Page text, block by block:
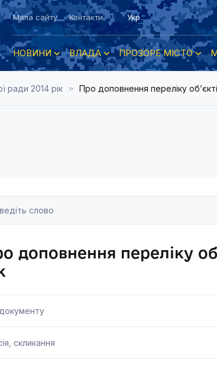
Мапа сайту Контакти Укр
НОВИНИ ВЛАДА ПРОЗОРЕ МІСТО
ради 2014 рік Про доповнення переліку
доповнення переліку
скликання